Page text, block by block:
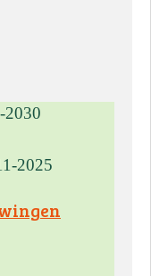
2030
2025